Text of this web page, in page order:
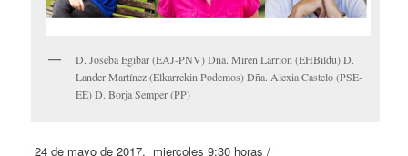
D. Joseba Egibar (EAJ-PNV) Dña. Miren Larrion (EHBildu) D.
Lander Martínez (Elkarrekin Podemos) Dña. Alexia Castelo (PSE-
EE) D. Borja Semper (PP)
24 de mayo de 2017, miercoles 9:30 horas /